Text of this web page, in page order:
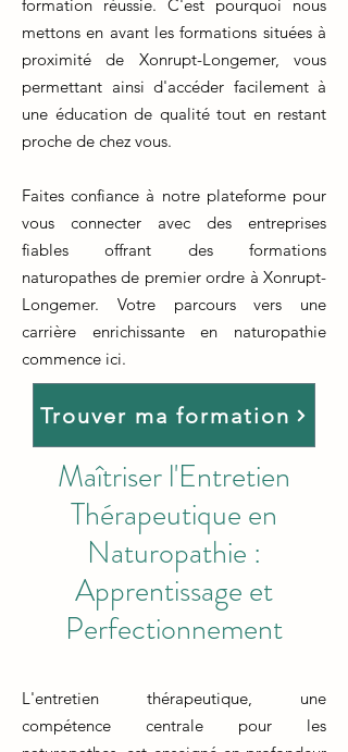
formation réussie. C'est pourquoi nous
mettons en avant les formations situées à
proximité de Xonrupt-Longemer, vous
permettant ainsi d'accéder facilement à
une éducation de qualité tout en restant
proche de chez vous.
Faites confiance à notre plateforme pour
vous connecter avec des entreprises
fiables offrant des formations
naturopathes de premier ordre à Xonrupt-
Longemer. Votre parcours vers une
carrière enrichissante en naturopathie
commence ici.
Trouver ma formation
Maîtriser l'Entretien
Thérapeutique en
Naturopathie :
Apprentissage et
Perfectionnement
L'entretien thérapeutique, une
compétence centrale pour les